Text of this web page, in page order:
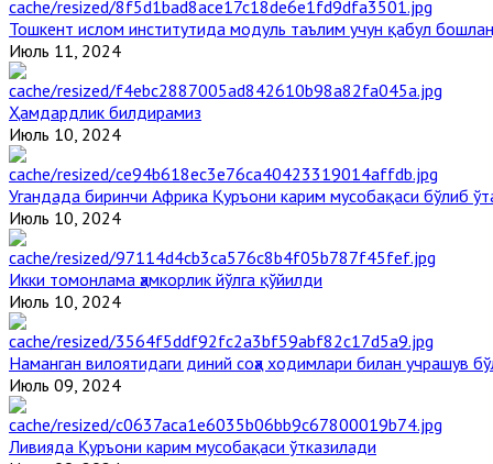
Тошкент ислом институтида модуль таълим учун қабул
Июль 11, 2024
Ҳамдардлик билдирамиз
Июль 10, 2024
Угандада биринчи Aфрика Қуръони карим мусобақаси бўлиб
Июль 10, 2024
Икки томонлама ҳамкорлик йўлга қўйилди
Июль 10, 2024
Наманган вилоятидаги диний соҳа ходимлари билан учрашув
Июль 09, 2024
Ливияда Қуръони карим мусобақаси ўтказилади